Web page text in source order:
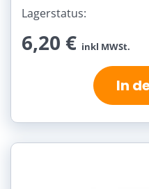
Lagerstatus:
6,20 € inkl MWSt.
In